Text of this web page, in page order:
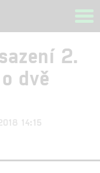
2.
dvě
14:15